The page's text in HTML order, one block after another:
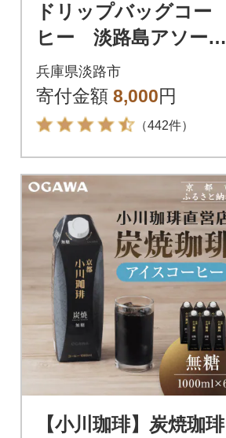
ドリップバッグコー
ヒー 淡路島アソート
セット 6種 60袋
飲み比べ ドリップ
バッグ at14609
兵庫県淡路市
寄付金額 8,000円
（442件）
【小川珈琲】炭焼珈琲